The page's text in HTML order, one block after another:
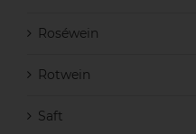
Roséwein
Rotwein
Saft